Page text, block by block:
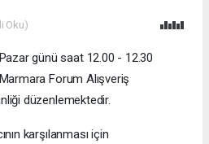
Oku)
günü saat 12.00 - 12.30
Forum Alışveriş
düzenlemektedir.
karşılanması için